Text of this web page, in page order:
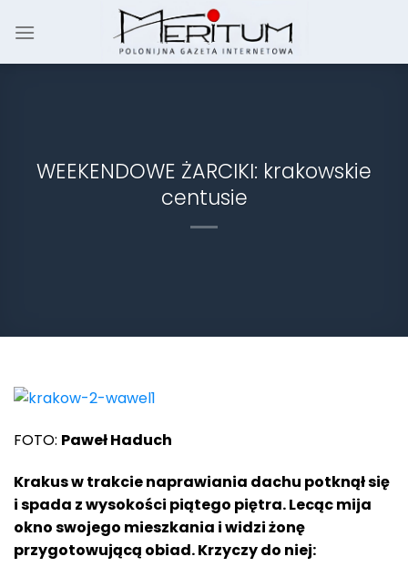
WEEKENDOWE ŻARCIKI: krakowskie
centusie
FOTO: Paweł Haduch
Krakus w trakcie naprawiania dachu potknął się
i spada z wysokości piątego piętra. Lecąc mija
okno swojego mieszkania i widzi żonę
przygotowującą obiad. Krzyczy do niej: